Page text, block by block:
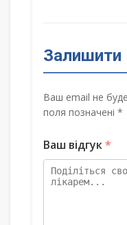
Залишити
Ваш email не
поля позначені *
Ваш відгук*